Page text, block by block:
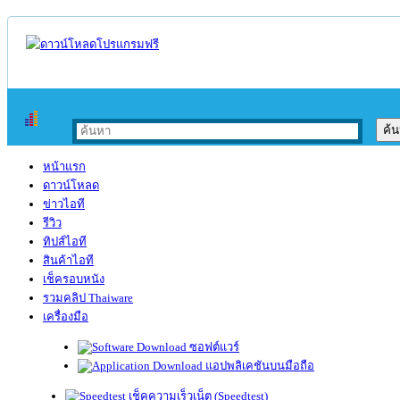
หน้าแรก
ดาวน์โหลด
ข่าวไอที
รีวิว
ทิปส์ไอที
สินค้าไอที
เช็ครอบหนัง
รวมคลิป Thaiware
เครื่องมือ
ซอฟต์แวร์
แอปพลิเคชันบนมือถือ
เช็คความเร็วเน็ต (Speedtest)